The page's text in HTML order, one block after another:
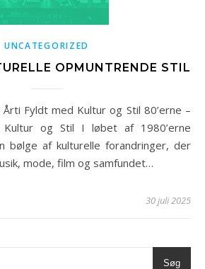
UNCATEGORIZED
OPMUNTRENDE STIL
og Stil I løbet af 1980’erne
bølge af kulturelle forandringer, der
mode, film og samfundet…
30 juli 2025
Søg